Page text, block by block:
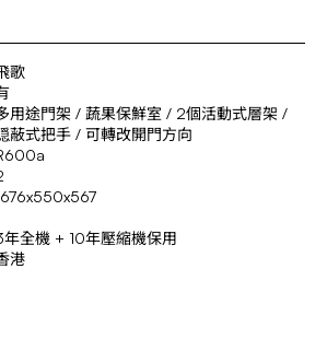
歌
用途門架 / 蔬果保鮮室 / 2個活動式層架 /
蔽式把手 / 可轉改開門方向
年全機 + 10年壓縮機保用
港